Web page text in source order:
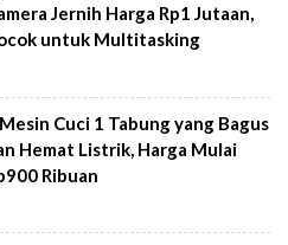
Jernih Harga Rp1 Jutaan,
untuk Multitasking
Cuci 1 Tabung yang Bagus
Hemat Listrik, Harga Mulai
Ribuan